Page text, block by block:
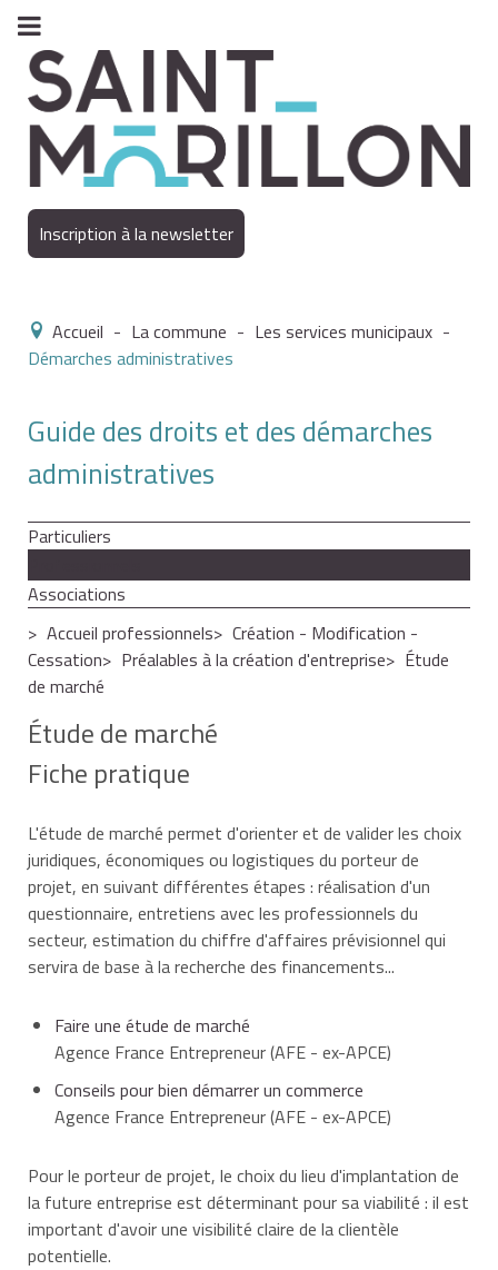
Inscription à la newsletter
Accueil - La commune - Les services municipaux -
Démarches administratives
Guide des droits et des démarches
administratives
Particuliers
Associations
Accueil professionnels
Création - Modification -
Cessation
Préalables à la création d'entreprise
Étude
de marché
Étude de marché
Fiche pratique
L'étude de marché permet d'orienter et de valider les choix
juridiques, économiques ou logistiques du porteur de
projet, en suivant différentes étapes : réalisation d'un
questionnaire, entretiens avec les professionnels du
secteur, estimation du chiffre d'affaires prévisionnel qui
servira de base à la recherche des financements...
Faire une étude de marché
Agence France Entrepreneur (AFE - ex-APCE)
Conseils pour bien démarrer un commerce
Agence France Entrepreneur (AFE - ex-APCE)
Pour le porteur de projet, le choix du lieu d'implantation de
la future entreprise est déterminant pour sa viabilité : il est
important d'avoir une visibilité claire de la clientèle
potentielle.